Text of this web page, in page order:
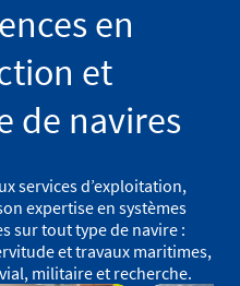
en
et
de navires
services d’exploitation,
expertise en systèmes
sur tout type de navire :
et travaux maritimes,
militaire et recherche.